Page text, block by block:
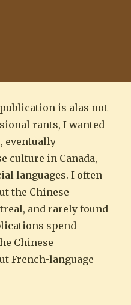
is alas not
rants, I wanted
eventually
culture in Canada,
languages. I often
the Chinese
and rarely found
spend
Chinese
French-language